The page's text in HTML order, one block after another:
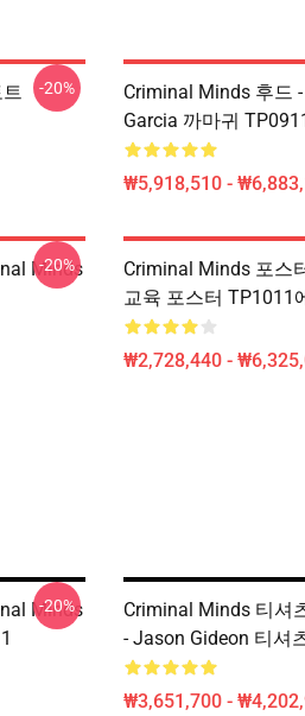
-20%
Criminal Minds 후드
Garcia 까마귀
₩5,918,510 -
Minds
-20%
Criminal Minds 포스
교육 포스터 TP1011
₩2,728,440 -
Minds
-20%
Criminal Minds 티셔
- Jason Gideon 티셔
₩3,651,700 -